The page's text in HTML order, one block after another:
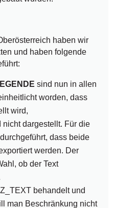
haben wir
und haben folgende
sind nun in allen
worden, dass
wird,
dargestellt. Für die
dass beide
werden. Der
ob der Text
behandelt und
man Beschränkung nicht